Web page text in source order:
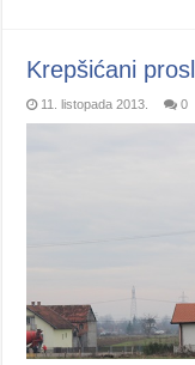
Krepšićani
11. listopada 2013. 0